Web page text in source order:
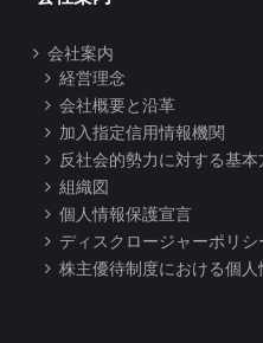
会社案内
経営理念
会社概要と沿革
加入指定信用情報機関
反社会的勢力に対する基本
組織図
個人情報保護宣言
ディスクロージャーポリシ
株主優待制度における個